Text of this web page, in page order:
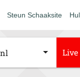
Steun Schaaksite
Live